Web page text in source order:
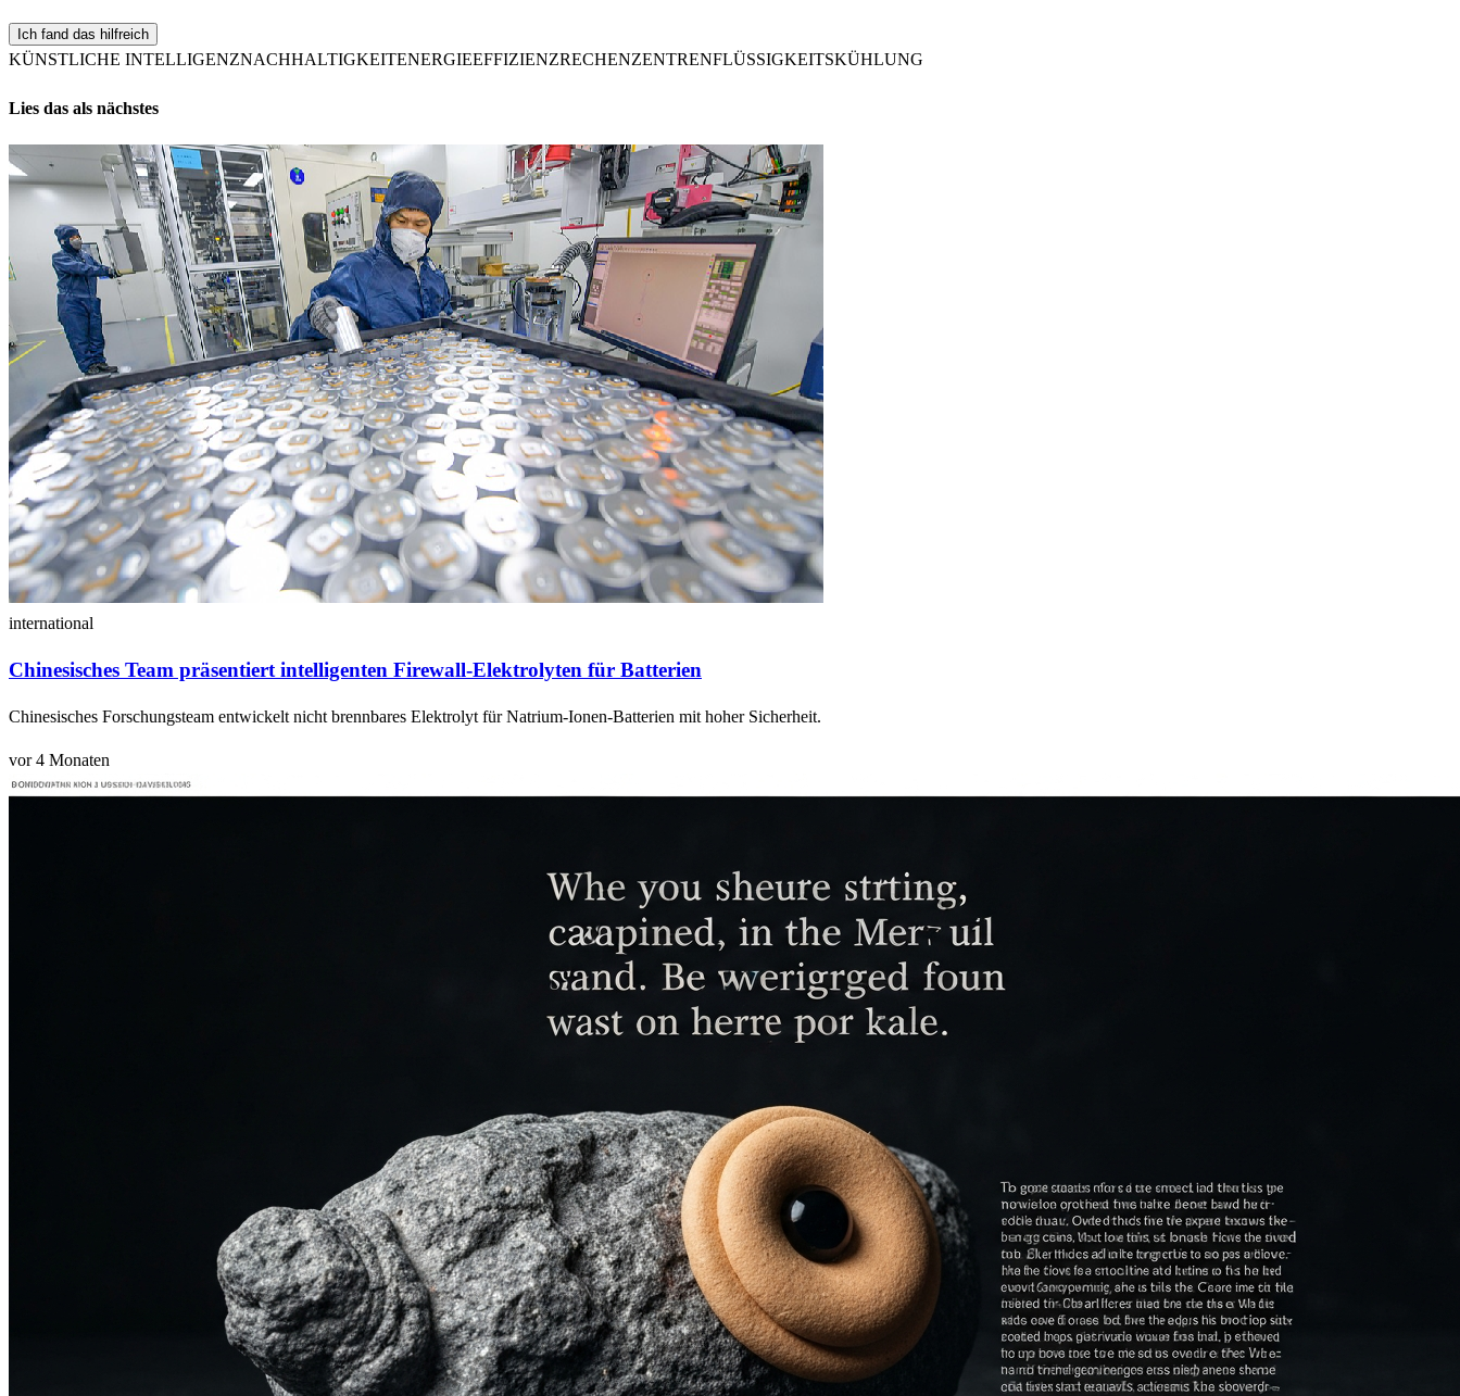
Ich fand das hilfreich
KÜNSTLICHE INTELLIGENZNACHHALTIGKEITENERGIEEFFIZIENZRECHENZENTRENFLÜSSIGKEITSKÜHLUNG
Lies das als nächstes
international
Chinesisches Team präsentiert intelligenten Firewall-Elektrolyten für Batterien
Chinesisches Forschungsteam entwickelt nicht brennbares Elektrolyt für Natrium-Ionen-Batterien mit hoher Sicherheit.
vor 4 Monaten